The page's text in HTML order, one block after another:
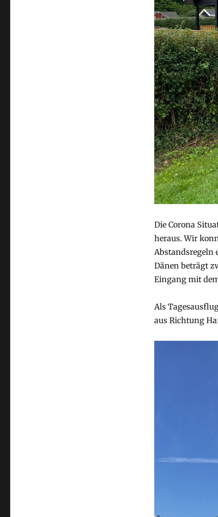
Die Corona
heraus. Wir
Abstandsregeln
Dänen beträgt
Eingang mit
Als
aus Richtung